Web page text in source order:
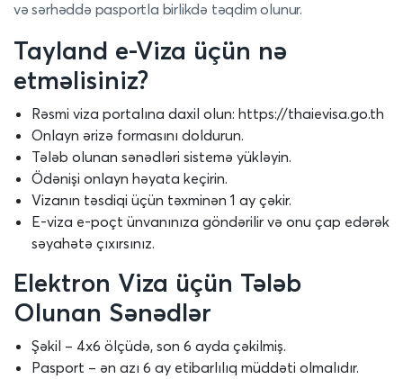
və sərhəddə pasportla birlikdə təqdim olunur.
Tayland e-Viza üçün nə
etməlisiniz?
Rəsmi viza portalına daxil olun: https://thaievisa.go.th
Onlayn ərizə formasını doldurun.
Tələb olunan sənədləri sistemə yükləyin.
Ödənişi onlayn həyata keçirin.
Vizanın təsdiqi üçün təxminən 1 ay çəkir.
E-viza e-poçt ünvanınıza göndərilir və onu çap edərək
səyahətə çıxırsınız.
Elektron Viza üçün Tələb
Olunan Sənədlər
Şəkil – 4x6 ölçüdə, son 6 ayda çəkilmiş.
Pasport – ən azı 6 ay etibarlılıq müddəti olmalıdır.